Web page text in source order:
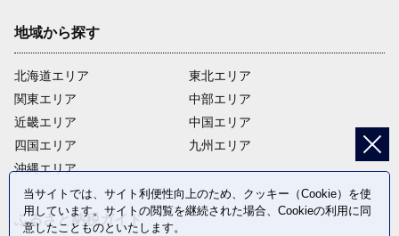
地域から探す
北海道エリア
関東エリア
近畿エリア
四国エリア
沖縄エリア
東北エリア
中部エリア
中国エリア
九州エリア
ふるさと納税ガイド
当サイトでは、サイト利便性向上のため、クッキー（Cookie）を使
用しています。サイトの閲覧を継続された場合、Cookieの利用に同
意したことものといたします。